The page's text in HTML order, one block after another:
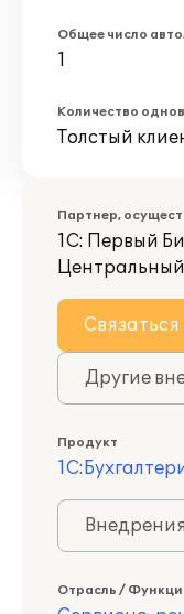
Общее число
1
Количество
Толстый
Партнер,
1С: Первый
Связаться
Другие
Продукт
Отрасль /